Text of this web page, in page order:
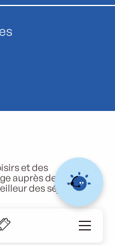
et des
auprès de ses
des séjours.